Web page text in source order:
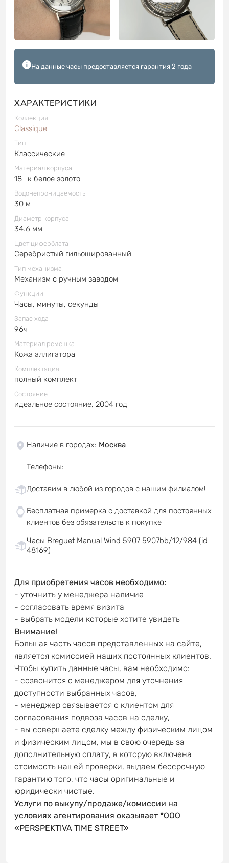
На данные часы предоставляется гарантия 2 года
ХАРАКТЕРИСТИКИ
Коллекция
Classique
Тип
Классические
Материал корпуса
18- к белое золото
Водонепроницаемость
30 м
Диаметр корпуса
34.6 мм
Цвет циферблата
Серебристый гильошированный
Тип механизма
Механизм с ручным заводом
Функции
Часы, минуты, секунды
Запас хода
96ч
Материал ремешка
Кожа аллигатора
Комплектация
полный комплект
Состояние
идеальное состояние, 2004 год
Наличие в городах: Москва
Телефоны:
Доставим в любой из городов с нашим филиалом!
Бесплатная примерка с доставкой для постоянных
клиентов без обязательств к покупке
Часы Breguet Manual Wind 5907 5907bb/12/984 (id
48169)
Для приобретения часов необходимо:
- уточнить у менеджера наличие
- согласовать время визита
- выбрать модели которые хотите увидеть
Внимание!
Большая часть часов представленных на сайте,
является комиссией наших постоянных клиентов.
Чтобы купить данные часы, вам необходимо:
- созвонится с менеджером для уточнения
доступности выбранных часов,
- менеджер связывается с клиентом для
согласования подвоза часов на сделку,
- вы совершаете сделку между физическим лицом
и физическим лицом, мы в свою очередь за
дополнительную оплату, в которую включена
стоимость нашей проверки, выдаем бессрочную
гарантию того, что часы оригинальные и
юридически чистые.
Услуги по выкупу/продаже/комиссии на
условиях агентирования оказывает *OOO
«PERSPEKTIVA TIME STREET»